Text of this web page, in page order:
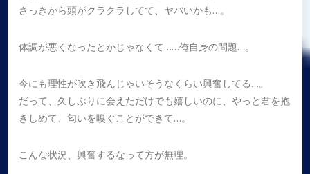
さっきから頭がクラクラしてて、ヤバいかも…。
体調が悪くなったとかじゃなくて……俺自身の問題…。
今にも理性が吹き飛んじゃいそうなくらい興奮してる…。
だって、久しぶりに会えただけでも嬉しいのに、やっと君を抱
きしめて、匂いを嗅ぐことができて…。
こんな状況、興奮するなって方が無理。